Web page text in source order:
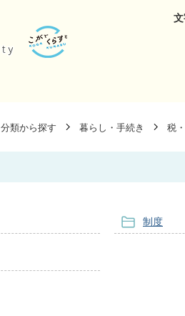
分類から探す 暮らし・手続き 税
制度